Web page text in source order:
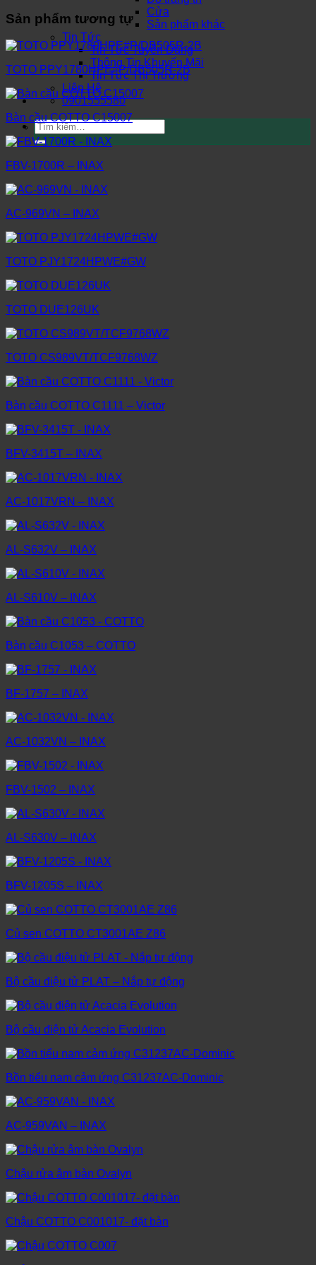
Cửa
Sản phẩm khác
Tin Tức
Tin Tức Tuyển Dụng
Thông Tin Khuyến Mãi
Tin Tức Thị Trường
Liên Hệ
0901555580
Tìm
kiếm:
Sản phẩm tương tự
TOTO PPY1780HPE#P/DB505R-2B
Bàn cầu COTTO C15007
FBV-1700R – INAX
AC-969VN – INAX
TOTO PJY1724HPWE#GW
TOTO DUE126UK
TOTO CS989VT/TCF9768WZ
Bàn cầu COTTO C1111 – Victor
BFV-3415T – INAX
AC-1017VRN – INAX
AL-S632V – INAX
AL-S610V – INAX
Bàn cầu C1053 – COTTO
BF-1757 – INAX
AC-1032VN – INAX
FBV-1502 – INAX
AL-S630V – INAX
BFV-1205S – INAX
Củ sen COTTO CT3001AE Z86
Bộ cầu điệu tử PLAT – Nắp tự động
Bộ cầu điện tử Acacia Evolution
Bồn tiểu nam cảm ứng C31237AC-Dominic
AC-959VAN – INAX
Chậu rửa âm bàn Ovalyn
Chậu COTTO C001017- đặt bàn